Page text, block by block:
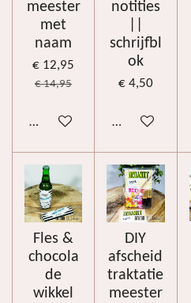
meester
met
naam
€ 12,95
€ 14,95
Bekijk details
notities
schrijfbl
ok
€ 4,50
Bekijk details
Fles &
chocola
de
wikkel
DIY
afscheid
traktatie
meester